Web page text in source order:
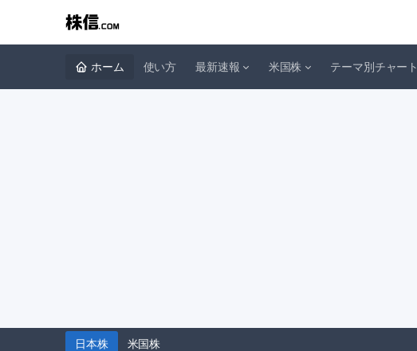
ホーム 使い方 最新速報 米国株 テーマ別チャート
日本株 米国株